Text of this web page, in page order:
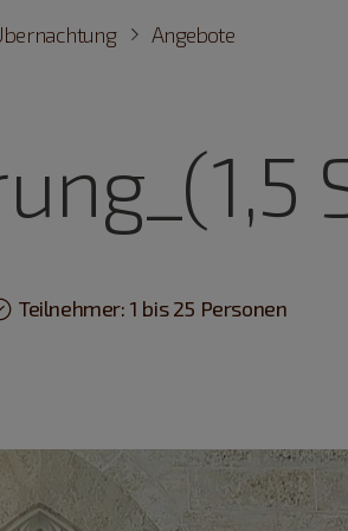
Angebote
Teilnehmer: 1 bis 25 Personen